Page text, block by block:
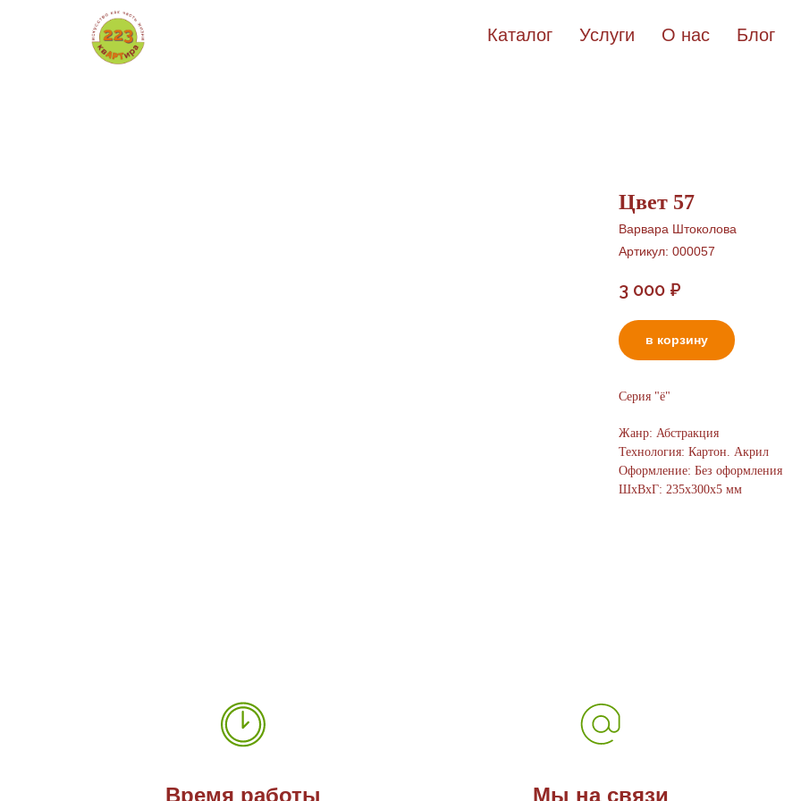
Каталог Услуги О нас Блог
Цвет 57
Варвара Штоколова
Артикул: 000057
3 000 ₽
в корзину
Серия "ё"
Жанр: Абстракция
Технология: Картон. Акрил
Оформление: Без оформления
ШxВxГ: 235x300x5 мм
Время работы Мы на связи